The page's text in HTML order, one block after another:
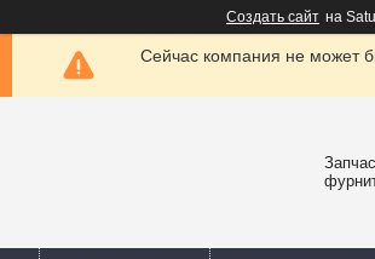
Создать сайт на
Сейчас компания не может